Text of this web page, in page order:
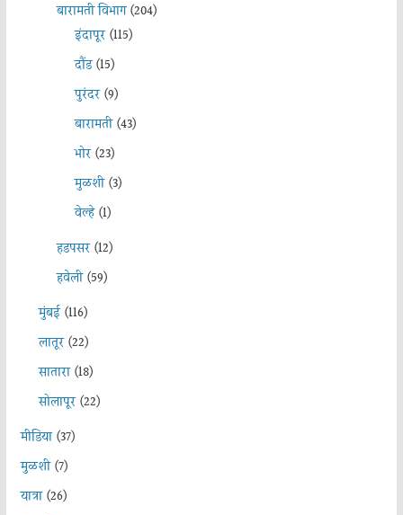
बारामती विभाग(204)
इंदापूर(115)
दौंड(15)
पुरंदर(9)
बारामती(43)
भोर(23)
मुळशी(3)
वेल्हे(1)
हडपसर(12)
हवेली(59)
मुंबई(116)
लातूर(22)
सातारा(18)
सोलापूर(22)
मीडिया(37)
मुळशी(7)
यात्रा(26)